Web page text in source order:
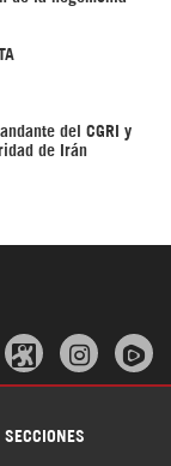
del CGRI y
de Irán
 
SECCIONES